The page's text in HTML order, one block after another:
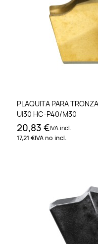
PLAQUITA PARA
UI30 HC-P40/M30
20,83 €IVA incl.
17,21 €IVA no incl.